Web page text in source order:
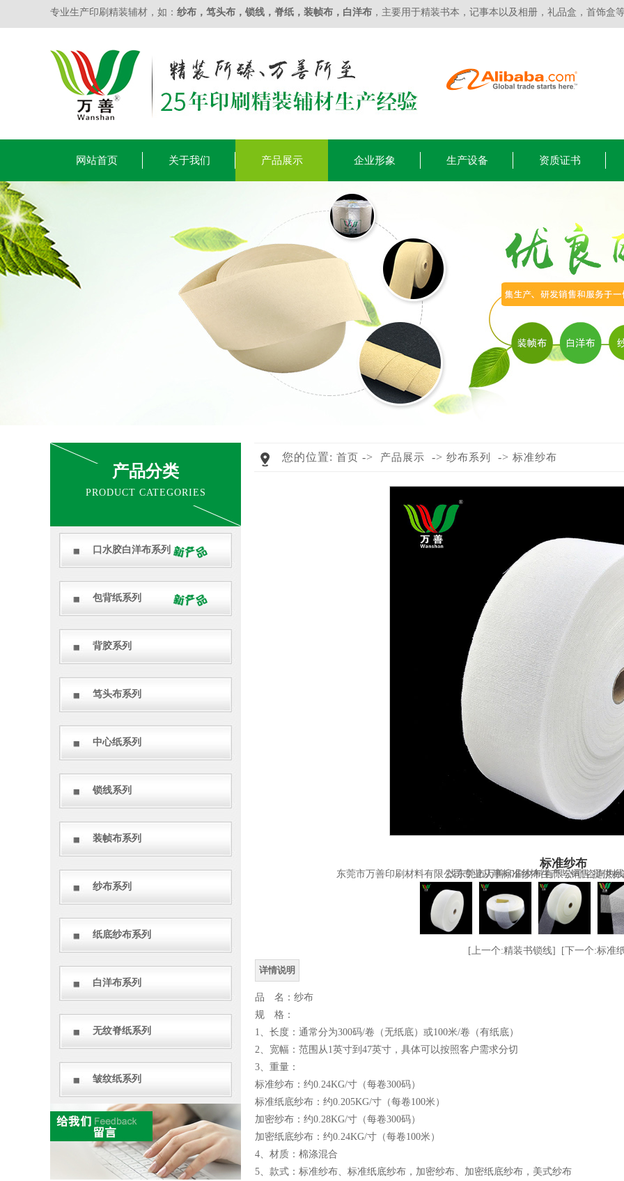
专业生产印刷精装辅材，如： 纱布 ， 笃头布 ， 锁线 ， 脊纸 ， 装帧布 ， 白洋布 ，主要用于精装书本，记事本以及相册，礼品盒，首饰盒等
网站首页 关于我们 产品展示 企业形象 生产设备 资质证书
产品分类
PRODUCT CATEGORIES
口水胶白洋布系列
包背纸系列
背胶系列
笃头布系列
中心纸系列
锁线系列
装帧布系列
纱布系列
纸底纱布系列
白洋布系列
无纹脊纸系列
皱纹纸系列
您的位置: 首页 -> 产品展示 -> 纱布系列 -> 标准纱布
标准纱布
东莞市万善印刷材料有限公司专业从事标准纱布生产与销售,提供标准纱布产品图片了解,找标准纱布厂家就找东莞市万善
[上一个:精装书锁线]
[下一个:标准
详情说明
品 名：纱布
规 格：
1、长度：通常分为300码/卷（无纸底）或100米/卷（有纸底）
2、宽幅：范围从1英寸到47英寸，具体可以按照客户需求分切
3、重量：
标准纱布：约0.24KG/寸（每卷300码）
标准纸底纱布：约0.205KG/寸（每卷100米）
加密纱布：约0.28KG/寸（每卷300码）
加密纸底纱布：约0.24KG/寸（每卷100米）
4、材质：棉涤混合
5、款式：标准纱布、标准纸底纱布，加密纱布、加密纸底纱布，美式纱布